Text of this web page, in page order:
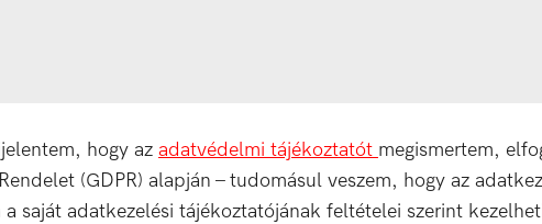
hogy az adatvédelmi tájékoztatót megismertem,
(GDPR) alapján – tudomásul veszem, hogy az
saját adatkezelési tájékoztatójának feltételei szerint